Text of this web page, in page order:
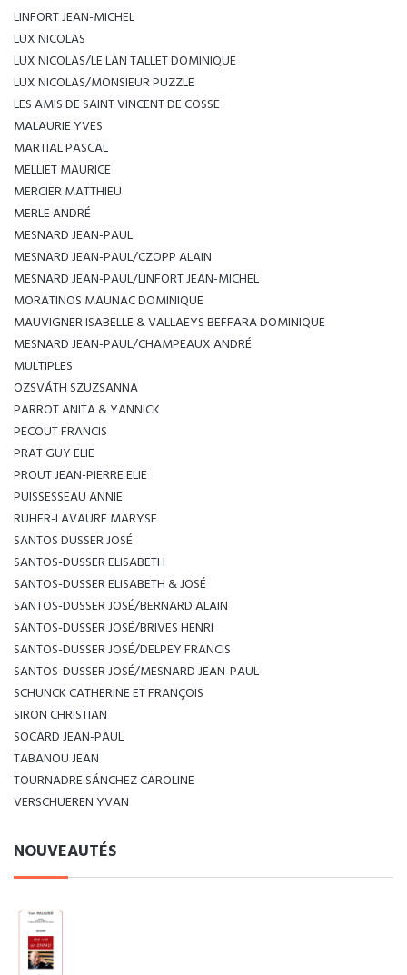
LINFORT JEAN-MICHEL
LUX NICOLAS
LUX NICOLAS/LE LAN TALLET DOMINIQUE
LUX NICOLAS/MONSIEUR PUZZLE
LES AMIS DE SAINT VINCENT DE COSSE
MALAURIE YVES
MARTIAL PASCAL
MELLIET MAURICE
MERCIER MATTHIEU
MERLE ANDRÉ
MESNARD JEAN-PAUL
MESNARD JEAN-PAUL/CZOPP ALAIN
MESNARD JEAN-PAUL/LINFORT JEAN-MICHEL
MORATINOS MAUNAC DOMINIQUE
MAUVIGNER ISABELLE & VALLAEYS BEFFARA DOMINIQUE
MESNARD JEAN-PAUL/CHAMPEAUX ANDRÉ
MULTIPLES
OZSVÁTH SZUZSANNA
PARROT ANITA & YANNICK
PECOUT FRANCIS
PRAT GUY ELIE
PROUT JEAN-PIERRE ELIE
PUISSESSEAU ANNIE
RUHER-LAVAURE MARYSE
SANTOS DUSSER JOSÉ
SANTOS-DUSSER ELISABETH
SANTOS-DUSSER ELISABETH & JOSÉ
SANTOS-DUSSER JOSÉ/BERNARD ALAIN
SANTOS-DUSSER JOSÉ/BRIVES HENRI
SANTOS-DUSSER JOSÉ/DELPEY FRANCIS
SANTOS-DUSSER JOSÉ/MESNARD JEAN-PAUL
SCHUNCK CATHERINE ET FRANÇOIS
SIRON CHRISTIAN
SOCARD JEAN-PAUL
TABANOU JEAN
TOURNADRE SÁNCHEZ CAROLINE
VERSCHUEREN YVAN
NOUVEAUTÉS